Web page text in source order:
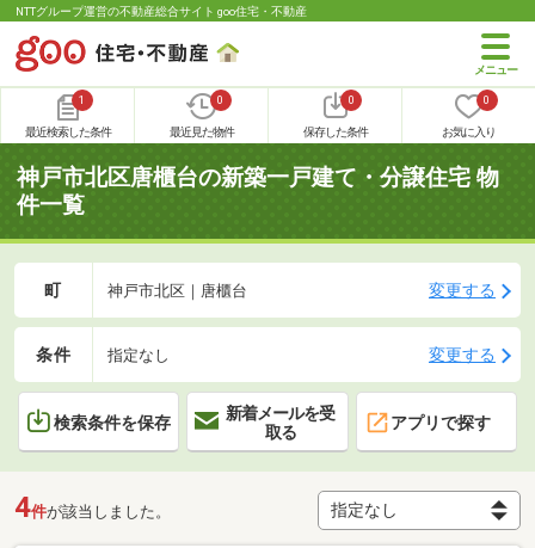
NTTグループ運営の不動産総合サイト goo住宅・不動産
1
最近検索した条件
0
最近見た物件
0
保存した条件
0
お気に入り
神戸市北区唐櫃台の新築一戸建て・分譲住宅 物
件一覧
町 神戸市北区｜唐櫃台 変更する
条件 指定なし 変更する
検索条件を保存
新着メールを受
取る
アプリで探す
4件が該当しました。